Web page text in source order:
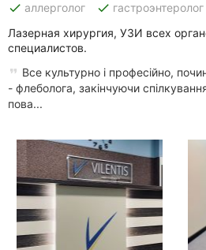
done аллерголог done гастроэнтеролог
Лазерная хирургия, УЗИ всех
специалистов.
Все культурно і професійно,
- флеболога, закінчуючи
пова...